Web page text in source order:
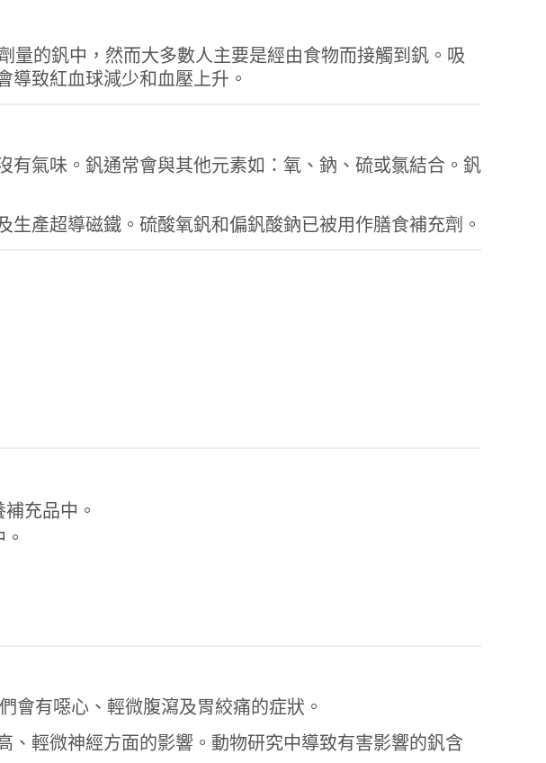
量的釩中，然而大多數人主要是經由食物而接觸到釩。吸
致紅血球減少和血壓上升。
氣味。釩通常會與其他元素如：氧、鈉、硫或氯結合。釩
產超導磁鐵。硫酸氧釩和偏釩酸鈉已被用作膳食補充劑。
充品中。
會有噁心、輕微腹瀉及胃絞痛的症狀。
輕微神經方面的影響。動物研究中導致有害影響的釩含